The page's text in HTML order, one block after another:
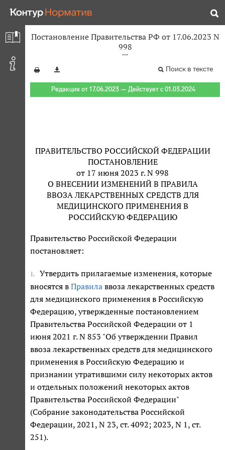
Постановление Правительства РФ от 17.06.2023 N
998
Поиск в тексте
Редакция от 17.06.2023 — Действует с 01.03.2024
ПРАВИТЕЛЬСТВО РОССИЙСКОЙ ФЕДЕРАЦИИ
ПОСТАНОВЛЕНИЕ
от 17 июня 2023 г. N 998
О ВНЕСЕНИИ ИЗМЕНЕНИЙ В ПРАВИЛА
ВВОЗА ЛЕКАРСТВЕННЫХ СРЕДСТВ ДЛЯ
МЕДИЦИНСКОГО ПРИМЕНЕНИЯ В
РОССИЙСКУЮ ФЕДЕРАЦИЮ
Правительство Российской Федерации
постановляет:
1.
Утвердить прилагаемые изменения, которые
вносятся в Правила ввоза лекарственных средств
для медицинского применения в Российскую
Федерацию, утвержденные постановлением
Правительства Российской Федерации от 1
июня 2021 г. N 853 "Об утверждении Правил
ввоза лекарственных средств для медицинского
применения в Российскую Федерацию и
признании утратившими силу некоторых актов
и отдельных положений некоторых актов
Правительства Российской Федерации"
(Собрание законодательства Российской
Федерации, 2021, N 23, ст. 4092; 2023, N 1, ст.
251).